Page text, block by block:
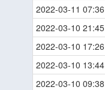
2022-03-11 07:36
2022-03-10 21:45
2022-03-10 17:26
2022-03-10 13:44
2022-03-10 09:38